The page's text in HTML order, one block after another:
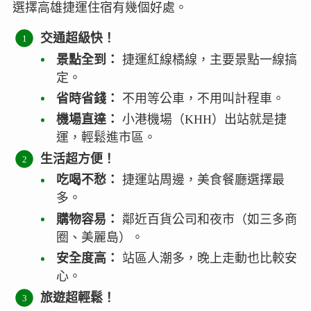
選擇高雄捷運住宿有幾個好處。
交通超級快！
景點全到： 捷運紅線橘線，主要景點一線搞
定。
省時省錢：
不用等公車，不用叫計程車。
機場直達： 小港機場（KHH）出站就是捷
運，輕鬆進市區。
生活超方便！
吃喝不愁： 捷運站周邊，美食餐廳選擇最
多。
購物容易： 鄰近百貨公司和夜市（如三多商
圈、美麗島）。
安全度高：
站區人潮多，晚上走動也比較安
心。
旅遊超輕鬆！